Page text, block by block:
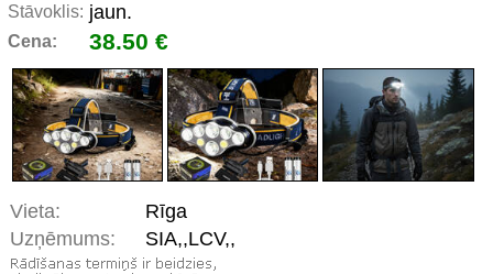
Stāvoklis: jaun.
Cena: 38.50 €
Vieta:
Rīga
Uzņēmums:
SIA,,LCV,,